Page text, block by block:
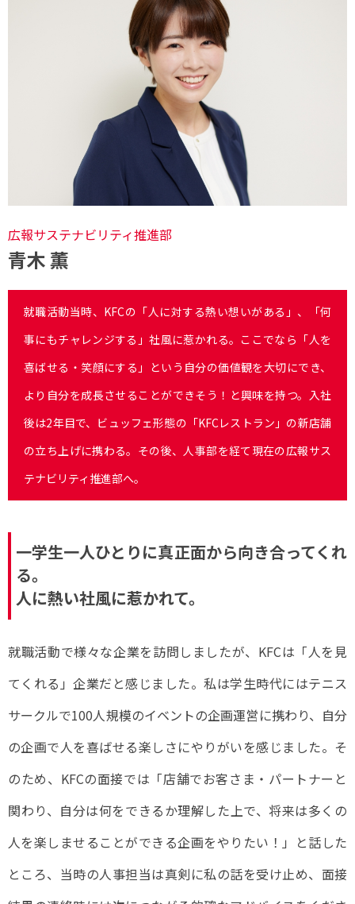
広報サステナビリティ推進部
青木 薫
就職活動当時、KFCの「人に対する熱い想いがある」、「何
事にもチャレンジする」社風に惹かれる。ここでなら「人を
喜ばせる・笑顔にする」という自分の価値観を大切にでき、
より自分を成長させることができそう！と興味を持つ。入社
後は2年目で、ビュッフェ形態の「KFCレストラン」の新店舗
の立ち上げに携わる。その後、人事部を経て現在の広報サス
テナビリティ推進部へ。
一学生一人ひとりに真正面から向き合ってくれ
る。
人に熱い社風に惹かれて。
就職活動で様々な企業を訪問しましたが、KFCは「人を見
てくれる」企業だと感じました。私は学生時代にはテニス
サークルで100人規模のイベントの企画運営に携わり、自分
の企画で人を喜ばせる楽しさにやりがいを感じました。そ
のため、KFCの面接では「店舗でお客さま・パートナーと
関わり、自分は何をできるか理解した上で、将来は多くの
人を楽しませることができる企画をやりたい！」と話した
ところ、当時の人事担当は真剣に私の話を受け止め、面接